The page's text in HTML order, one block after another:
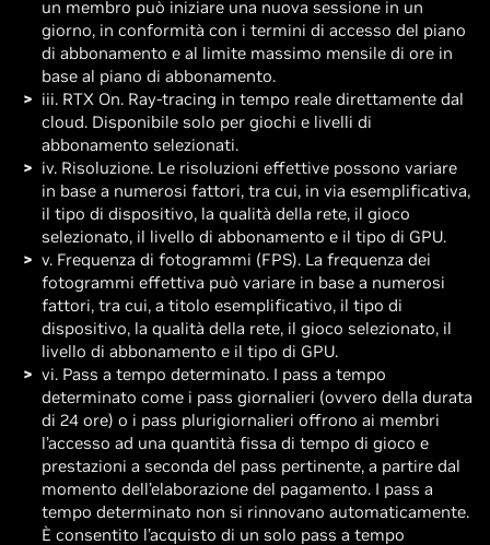
un membro può iniziare una nuova sessione in un
giorno, in conformità con i termini di accesso del piano
di abbonamento e al limite massimo mensile di ore in
base al piano di abbonamento.
iii. RTX On. Ray-tracing in tempo reale direttamente dal
cloud. Disponibile solo per giochi e livelli di
abbonamento selezionati.
iv. Risoluzione. Le risoluzioni effettive possono variare
in base a numerosi fattori, tra cui, in via esemplificativa,
il tipo di dispositivo, la qualità della rete, il gioco
selezionato, il livello di abbonamento e il tipo di GPU.
v. Frequenza di fotogrammi (FPS). La frequenza dei
fotogrammi effettiva può variare in base a numerosi
fattori, tra cui, a titolo esemplificativo, il tipo di
dispositivo, la qualità della rete, il gioco selezionato, il
livello di abbonamento e il tipo di GPU.
vi. Pass a tempo determinato. I pass a tempo
determinato come i pass giornalieri (ovvero della durata
di 24 ore) o i pass plurigiornalieri offrono ai membri
l’accesso ad una quantità fissa di tempo di gioco e
prestazioni a seconda del pass pertinente, a partire dal
momento dell’elaborazione del pagamento. I pass a
tempo determinato non si rinnovano automaticamente.
È consentito l’acquisto di un solo pass a tempo